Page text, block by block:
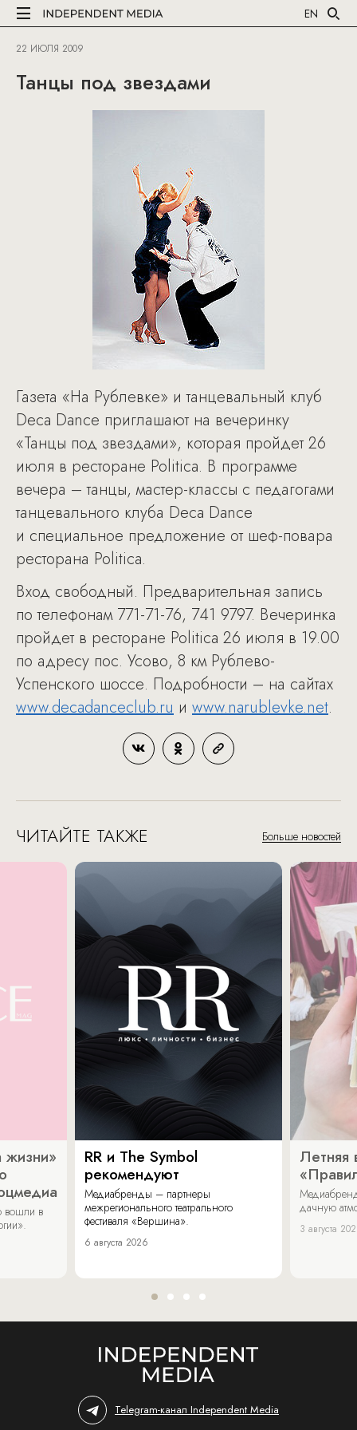
EN
22 ИЮЛЯ 2009
Танцы под звездами
Газета «На Рублевке» и танцевальный клуб
Deca Dance приглашают на вечеринку
«Танцы под звездами», которая пройдет 26
июля в ресторане Politica. В программе
вечера – танцы, мастер-классы с педагогами
танцевального клуба Deca Dance
и специальное предложение от шеф-повара
ресторана Politica.
Вход свободный. Предварительная запись
по телефонам 771-71-76, 741 9797. Вечеринка
пройдет в ресторане Politica 26 июля в 19.00
по адресу пос. Усово, 8 км Рублево-
Успенского шоссе. Подробности – на сайтах
www.decadanceclub.ru и www.narublevke.net.
ЧИТАЙТЕ ТАКЖЕ Больше новостей
жизни»
вошли в
RR и The Symbol
рекомендуют
Медиабренды – партнеры
межрегионального театрального
фестиваля «Вершина».
6 августа 2026
Летняя
дачную
3 августа
Telegram-канал Independent Media